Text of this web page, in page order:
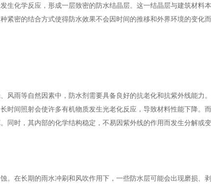
生化学反应，形成一层致密的防水结晶层。这一结晶层与建筑材料
紧密的结合方式使得防水效果不会因时间的推移和外界环境的变化
风雨等自然因素中，防水剂需要具备良好的抗老化和抗紫外线能力
时间照射会使许多有机物质发生光老化反应，导致材料性能下降。
同时，其内部的化学结构稳定，不易因紫外线的作用而发生分解或
。在长期的雨水冲刷和风吹作用下，一些防水层可能会出现磨损、